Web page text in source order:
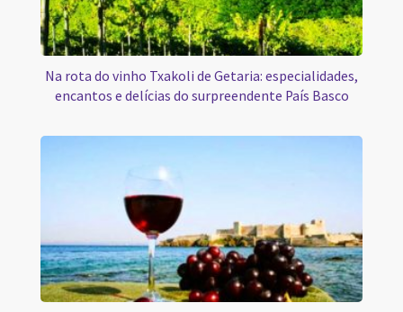
Na rota do vinho Txakoli de Getaria: especialidades,
encantos e delícias do surpreendente País Basco